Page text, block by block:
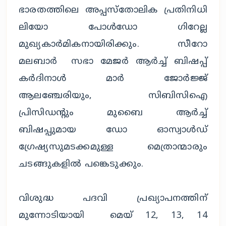
ഭാരതത്തിലെ അപ്പസ്തോലിക പ്രതിനിധി
ലിയോ പോൾഡോ ഗിറേല്ല
മുഖ്യകാർമികനായിരിക്കും. സീറോ
മലബാർ സഭാ മേജർ ആർച്ച് ബിഷപ്പ്
കർദിനാൾ മാർ ജോർജ്ജ്
ആലഞ്ചേരിയും, സിബിസിഐ
പ്രിസിഡന്റും മുബൈ ആർച്ച്
ബിഷപ്പുമായ ഡോ ഓസ്വാൾഡ്
ഗ്രേഷ്യസുമടക്കമുള്ള മെത്രാന്മാരും
ചടങ്ങുകളിൽ പങ്കെടുക്കും.
വിശുദ്ധ പദവി പ്രഖ്യാപനത്തിന്
മുന്നോടിയായി മെയ് 12, 13, 14